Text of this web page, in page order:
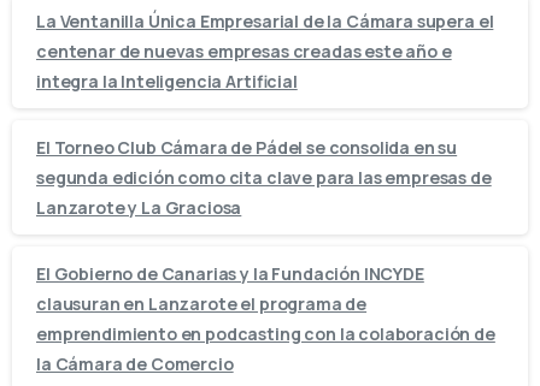
La Ventanilla Única Empresarial de la Cámara supera el
centenar de nuevas empresas creadas este año e
integra la Inteligencia Artificial
El Torneo Club Cámara de Pádel se consolida en su
segunda edición como cita clave para las empresas de
Lanzarote y La Graciosa
El Gobierno de Canarias y la Fundación INCYDE
clausuran en Lanzarote el programa de
emprendimiento en podcasting con la colaboración de
la Cámara de Comercio